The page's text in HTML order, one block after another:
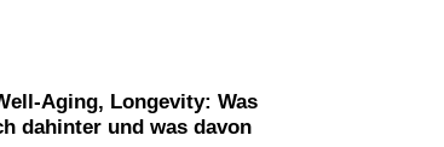
Aging, Longevity: Was
dahinter und was davon